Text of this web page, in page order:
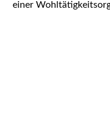
einer